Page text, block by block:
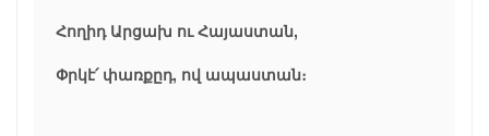
Հողիդ Արցախ ու Հայաստան,
Փրկէ՛ փառքըդ, ով ապաստան։